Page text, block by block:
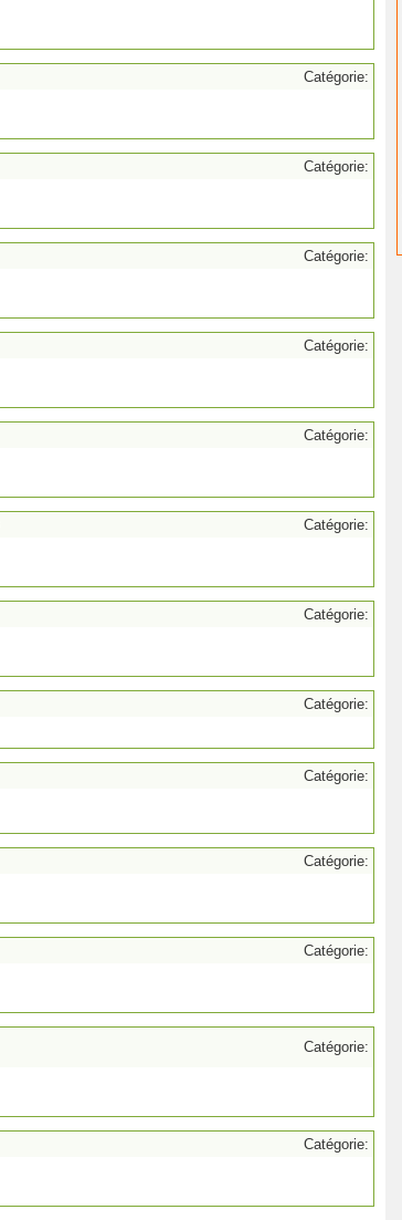
Catégorie:
Catégorie:
Catégorie:
Catégorie:
Catégorie:
Catégorie:
Catégorie:
Catégorie:
Catégorie:
Catégorie:
Catégorie:
Catégorie:
Catégorie: